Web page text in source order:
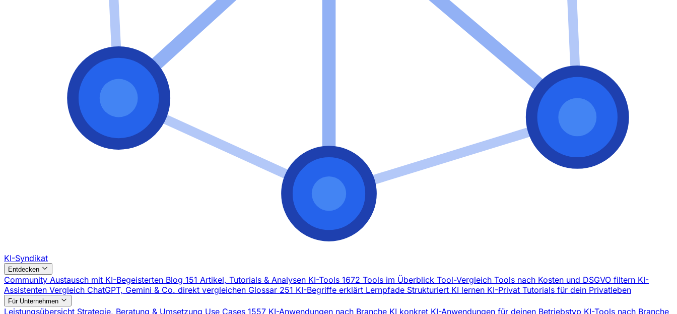
KI-Syndikat
Entdecken
Community Austausch mit KI-Begeisterten Blog 151 Artikel, Tutorials & Analysen KI-Tools 1672 Tools im Überblick Tool-Vergleich Tools nach Kosten und DSGVO filtern KI-
Assistenten Vergleich ChatGPT, Gemini & Co. direkt vergleichen Glossar 251 KI-Begriffe erklärt Lernpfade Strukturiert KI lernen KI-Privat Tutorials für dein Privatleben
Für Unternehmen
Leistungsübersicht Strategie, Beratung & Umsetzung Use Cases 1557 KI-Anwendungen nach Branche KI konkret KI-Anwendungen für deinen Betriebstyp KI-Tools nach Branche